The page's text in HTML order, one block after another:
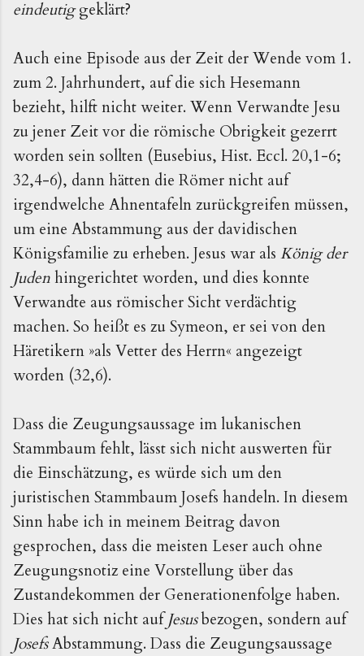
eindeutiggeklärt?
Auch eine Episode aus der Zeit der Wende vom 1.
zum 2. Jahrhundert, auf die sich Hesemann
bezieht, hilft nicht weiter. Wenn Verwandte Jesu
zu jener Zeit vor die römische Obrigkeit gezerrt
worden sein sollten (Eusebius, Hist. Eccl. 20,1-6;
32,4-6), dann hätten die Römer nicht auf
irgendwelche Ahnentafeln zurückgreifen müssen,
um eine Abstammung aus der davidischen
Königsfamilie zu erheben. Jesus war als König der
Judenhingerichtet worden, und dies konnte
Verwandte aus römischer Sicht verdächtig
machen. So heißt es zu Symeon, er sei von den
Häretikern »als Vetter des Herrn« angezeigt
worden (32,6).
Dass die Zeugungsaussage im lukanischen
Stammbaum fehlt, lässt sich nicht auswerten für
die Einschätzung, es würde sich um den
juristischen Stammbaum Josefs handeln. In diesem
Sinn habe ich in meinem Beitrag davon
gesprochen, dass die meisten Leser auch ohne
Zeugungsnotiz eine Vorstellung über das
Zustandekommen der Generationenfolge haben.
Dies hat sich nicht aufJesusbezogen, sondern auf
JosefsAbstammung. Dass die Zeugungsaussage